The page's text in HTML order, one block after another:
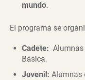
mundo.
El programa se
Cadete: Alumnas
Básica.
Juvenil: Alumnas